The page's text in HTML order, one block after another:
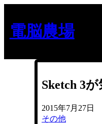
を
ス
ッ
電脳農場
Sketch 3
2015年7月27日
その他